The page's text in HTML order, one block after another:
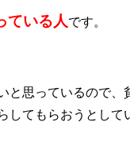
ている人です。
と思っているので
してもらおうとして